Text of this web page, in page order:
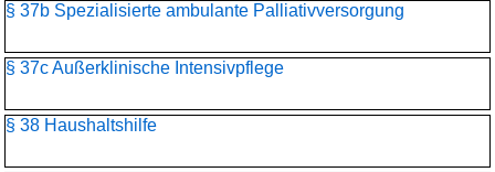
§ 37b Spezialisierte ambulante Palliativversorgung
§ 37c Außerklinische Intensivpflege
§ 38 Haushaltshilfe